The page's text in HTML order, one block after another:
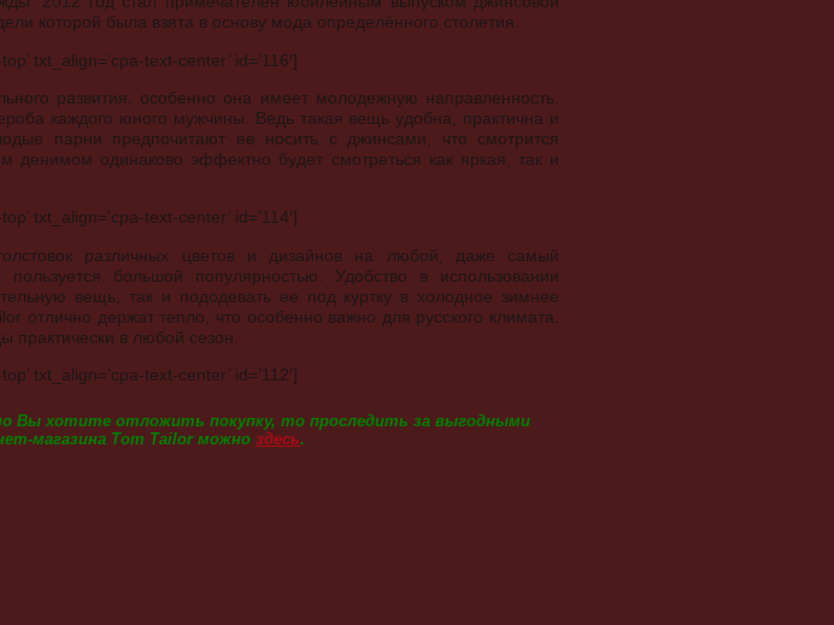
которой была взята в основу мода определённого столетия.
txt_align=’cpa-text-center’ id=’116′]
развития, особенно она имеет молодежную направленность.
каждого юного мужчины. Ведь такая вещь удобна, практична и
парни предпочитают ее носить с джинсами, что смотрится
одинаково эффектно будет смотреться как яркая, так и
txt_align=’cpa-text-center’ id=’114′]
различных цветов и дизайнов на любой, даже самый
большой популярностью. Удобство в использовании
вещь, так и пододевать ее под куртку в холодное зимнее
отлично держат тепло, что особенно важно для русского климата.
практически в любой сезон.
txt_align=’cpa-text-center’ id=’112′]
Вы хотите отложить покупку, то проследить за выгодными
магазина Tom Tailor можно здесь.